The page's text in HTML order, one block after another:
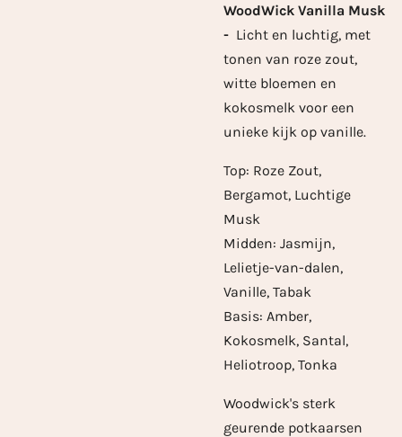
WoodWick Vanilla Musk
- Licht en luchtig, met
tonen van roze zout,
witte bloemen en
kokosmelk voor een
unieke kijk op vanille.
Top: Roze Zout,
Bergamot, Luchtige
Musk
Midden: Jasmijn,
Lelietje-van-dalen,
Vanille, Tabak
Basis: Amber,
Kokosmelk, Santal,
Heliotroop, Tonka
Woodwick's sterk
geurende potkaarsen